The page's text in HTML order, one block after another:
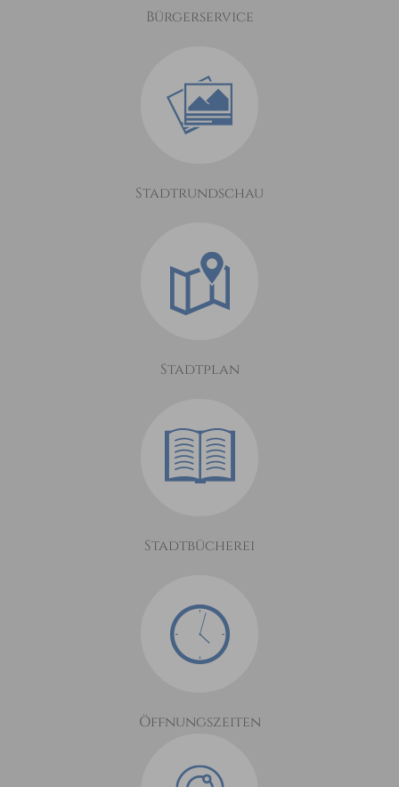
Bürgerservice
Stadtrundschau
Stadtplan
Stadtbücherei
Öffnungszeiten